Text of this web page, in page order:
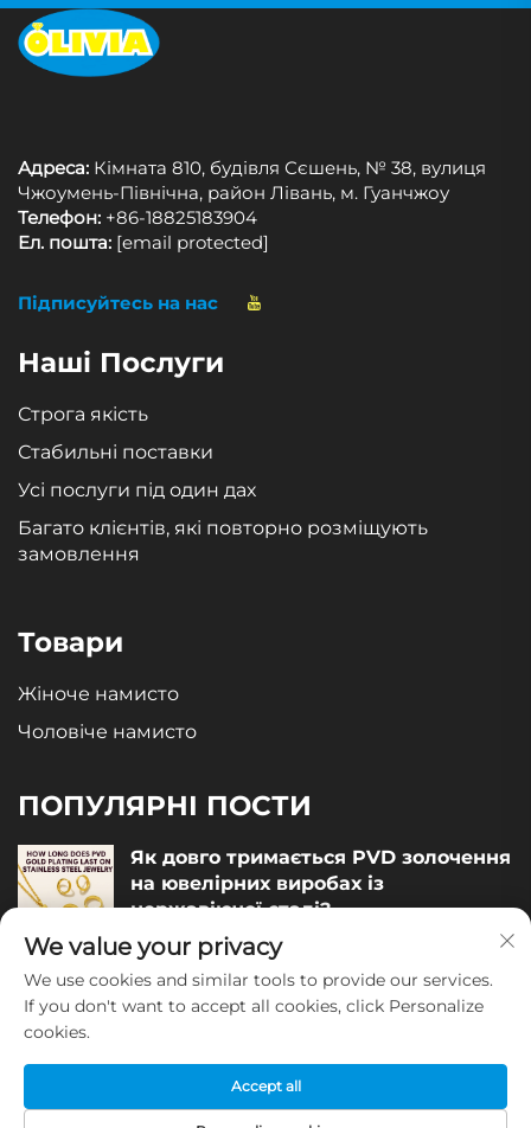
Адреса: Кімната 810, будівля Сєшень, № 38, вулиця
Чжоумень-Північна, район Лівань, м. Гуанчжоу
Телефон: +86-18825183904
Ел. пошта: [email protected]
Підписуйтесь на нас
Наші Послуги
Строга якість
Стабильні поставки
Усі послуги під один дах
Багато клієнтів, які повторно розміщують
замовлення
Товари
Жіноче намисто
Чоловіче намисто
ПОПУЛЯРНІ ПОСТИ
Як довго тримається PVD золочення
на ювелірних виробах із
нержавіючої сталі?
December 05, 2025
Як оцінити якість ювелірних виробів
December 04, 2025
We value your privacy
We use cookies and similar tools to provide our services.
If you don't want to accept all cookies, click Personalize
cookies.
Accept all